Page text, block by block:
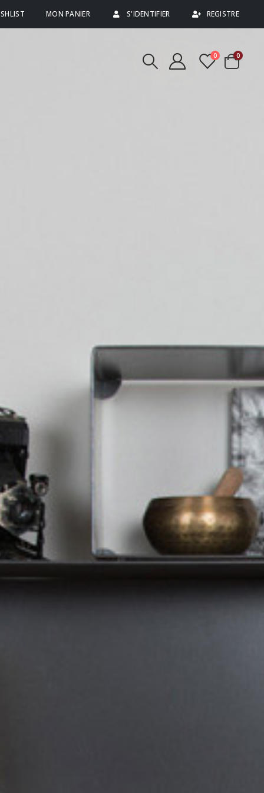
MON PANIER S'IDENTIFIER REGISTRE
0 0